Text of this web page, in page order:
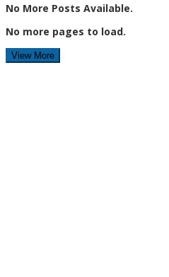
No More Posts Available.
No more pages to load.
View More